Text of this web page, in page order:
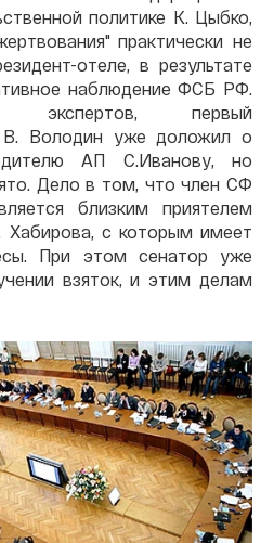
политике К. Цыбко,
практически не
отеле, в результате
наблюдение ФСБ РФ.
экспертов, первый
В. Володин уже доложил о
АП С.Иванову, но
Дело в том, что член СФ
близким приятелем
Хабирова, с которым имеет
При этом сенатор уже
взяток, и этим делам